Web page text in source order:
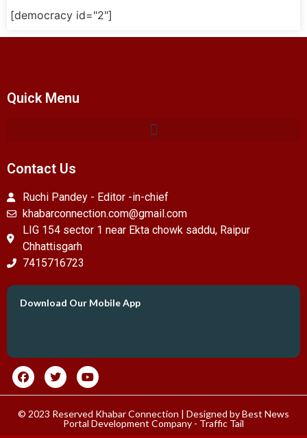
[democracy id="2"]
Quick Menu
Contact Us
Ruchi Pandey - Editor -in-chief
khabarconnection.com@gmail.com
LIG 154 sector 1 near Ekta chowk saddu, Raipur
Chhattisgarh
7415716723
Download Our Mobile App
© 2023 Reserved Khabar Connection | Designed byBest News
Portal Development Company - Traffic Tail